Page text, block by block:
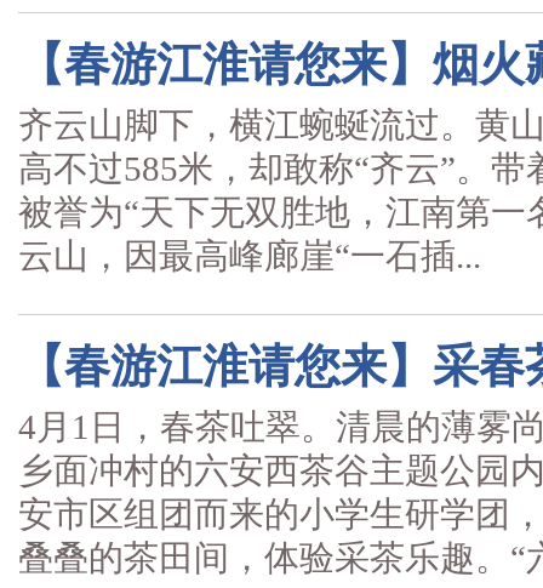
【春游江淮请您来】烟
齐云山脚下，横江蜿蜒流过。黄
高不过585米，却敢称“齐云”。
被誉为“天下无双胜地，江南第
云山，因最高峰廊崖“一石插...
【春游江淮请您来】采
4月1日，春茶吐翠。清晨的薄雾
乡面冲村的六安西茶谷主题公园
安市区组团而来的小学生研学团
叠叠的茶田间，体验采茶乐趣。“